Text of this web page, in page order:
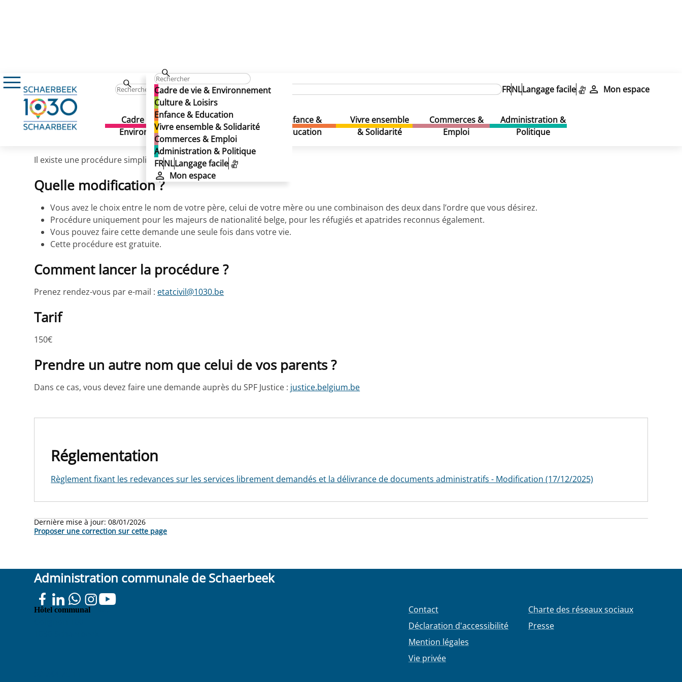
Cadre de vie & Environnement
Culture & Loisirs
Enfance & Education
Vivre ensemble & Solidarité
Commerces & Emploi
Administration & Politique
FRNLLangage facile
Mon espace
FRNLLangage facile Mon espace
Cadre de vie &
Environnement
Culture & Loisirs
Enfance &
Education
Vivre ensemble
& Solidarité
Commerces &
Emploi
Administration &
Politique
Administration & Politique Démarches administratives
Changer de nom(Citoyen)
Changer de nom
Il existe une procédure simplifiée pour changer de nom (de famille).
Quelle modification ?
Vous avez le choix entre le nom de votre père, celui de votre mère ou une combinaison des deux dans l’ordre que vous désirez.
Procédure uniquement pour les majeurs de nationalité belge, pour les réfugiés et apatrides reconnus également.
Vous pouvez faire cette demande une seule fois dans votre vie.
Cette procédure est gratuite.
Comment lancer la procédure ?
Prenez rendez-vous par e-mail : etatcivil@1030.be
Tarif
150€
Prendre un autre nom que celui de vos parents ?
Dans ce cas, vous devez faire une demande auprès du SPF Justice : justice.belgium.be
Réglementation
Règlement fixant les redevances sur les services librement demandés et la délivrance de documents administratifs - Modification (17/12/2025)
Dernière mise à jour:08/01/2026
Proposer une correction sur cette page
Administration communale de Schaerbeek
Hôtel communal
Contact
Déclaration d'accessibilité
Mention légales
Vie privée
Charte des réseaux sociaux
Presse